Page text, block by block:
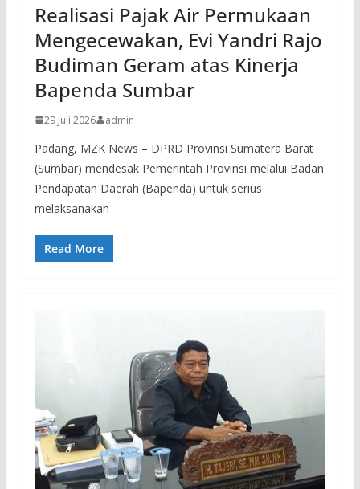
Realisasi Pajak Air Permukaan
Mengecewakan, Evi Yandri Rajo
Budiman Geram atas Kinerja
Bapenda Sumbar
29 Juli 2026 admin
Padang, MZK News – DPRD Provinsi Sumatera Barat
(Sumbar) mendesak Pemerintah Provinsi melalui Badan
Pendapatan Daerah (Bapenda) untuk serius
melaksanakan
Read More